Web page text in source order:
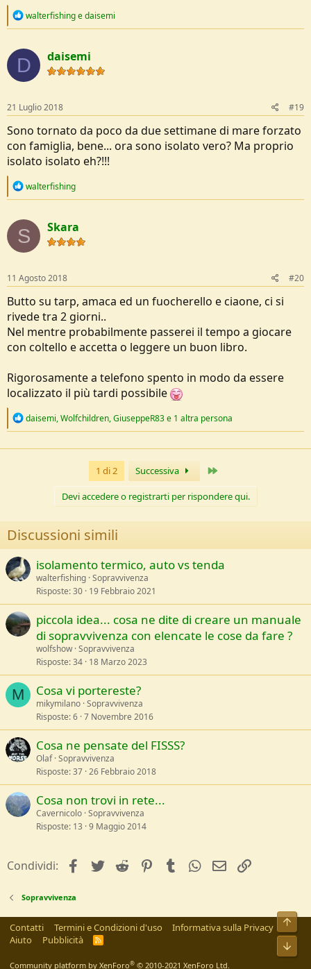
R
c
t
i
o
s
:
walterfishingedaisemi
D daisemi
21 Luglio 2018 #19
Sono tornato da poco da due settimane di mare forzato
con famiglia, bene... ora sono isolato vero? Ma proprio
isolato isolato eh?!!!
R
c
t
i
o
s
:
walterfishing
S Skara
11 Agosto 2018 #20
Butto su tarp, amaca ed un fuocherello e ciaone, ci si
rivede tra 2 giorni..
Nel mentre probabilmente passerei il tempo a giocare
con coltello e accetta o leggere un buon libro.
Rigorosamente a telefono spento in modo da essere
localizzato il più tardi possibile
R
c
daisemi,Wolfchildren,GiuseppeR83e 1 altra persona
1 di 2 Successiva
Devi accedere o registrarti per rispondere qui.
Discussioni simili
isolamento termico, auto vs tenda
walterfishing Sopravvivenza
Risposte 30 19 Febbraio 2021
piccola idea... cosa ne dite di creare un manuale
di sopravvivenza con elencate le cose da fare ?
wolfshow Sopravvivenza
Risposte 34 18 Marzo 2023
M Cosa vi portereste?
mikymilano Sopravvivenza
Risposte 6 7 Novembre 2016
Cosa ne pensate del FISSS?
Olaf Sopravvivenza
Risposte 37 26 Febbraio 2018
Cosa non trovi in rete...
Cavernicolo Sopravvivenza
Risposte 13 9 Maggio 2014
Condividi: facebookTwitterReddit PinterestTumblrWhatsApp
e-mail
Sopravvivenza
Contatti Termini e Condizioni d'uso
Informativa sulla Privacy
Aiuto
Pubblicità
R
Community platform by XenForo® © 2010-2021 XenForo Ltd.
Alto